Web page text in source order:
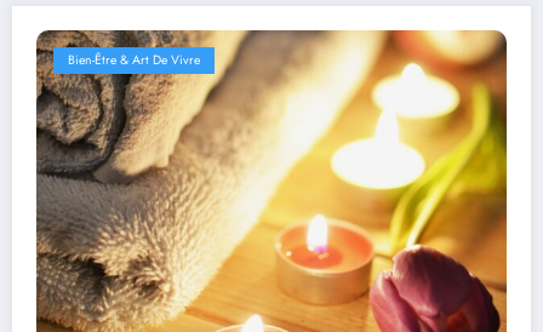
Bien-Être & Art De Vivre